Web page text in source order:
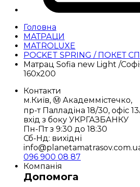
Головна
МАТРАЦИ
MATROLUXE
POCKET SPRING / ПОКЕТ
Матрац Sofia new Light /
160х200
Контакти
м.Київ, Ⓜ️ Академмістечко,
пр-т Палладіна 18/30, офіс
вхід з боку УКРГАЗБАНКУ
Пн-Пт з 9:30 до 18:30
Сб-Нд: вихідні
096 900 08 87
Компанія
Допомога